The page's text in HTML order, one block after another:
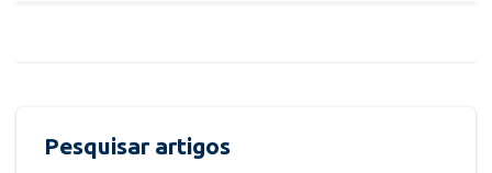
Pesquisar artigos